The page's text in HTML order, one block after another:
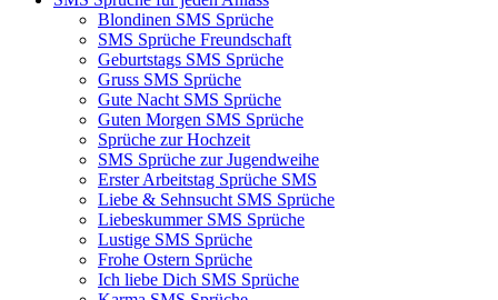
Blondinen SMS Sprüche
SMS Sprüche Freundschaft
Geburtstags SMS Sprüche
Gruss SMS Sprüche
Gute Nacht SMS Sprüche
Guten Morgen SMS Sprüche
Sprüche zur Hochzeit
SMS Sprüche zur Jugendweihe
Erster Arbeitstag Sprüche SMS
Liebe & Sehnsucht SMS Sprüche
Liebeskummer SMS Sprüche
Lustige SMS Sprüche
Frohe Ostern Sprüche
Ich liebe Dich SMS Sprüche